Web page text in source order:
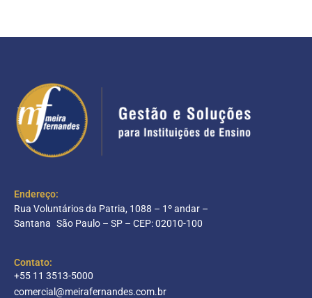
Endereço:
Rua Voluntários da Patria, 1088 – 1º andar –
Santana São Paulo – SP – CEP: 02010-100
Contato:
+55 11 3513-5000
comercial@meirafernandes.com.br